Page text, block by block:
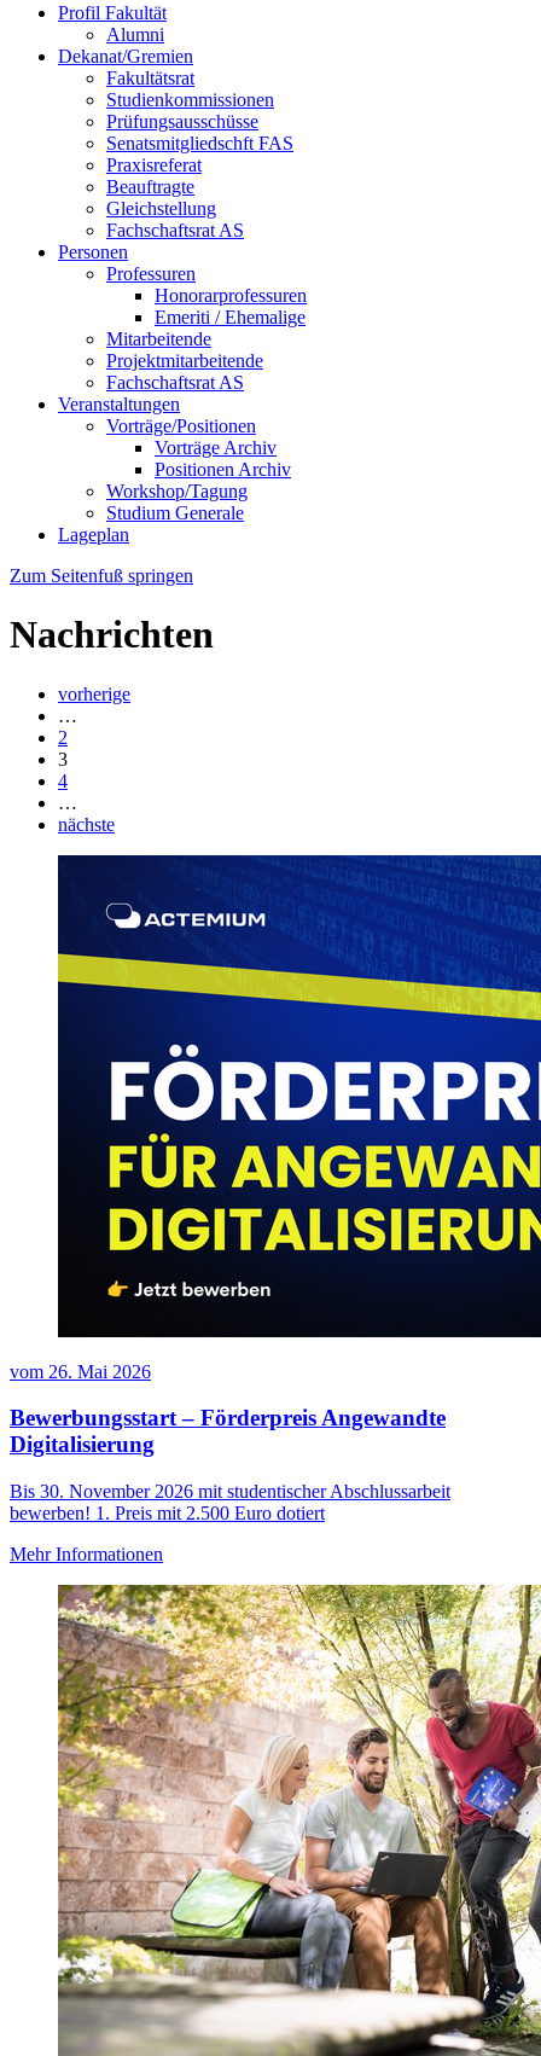
Profil Fakultät
Alumni
Dekanat/Gremien
Fakultätsrat
Studienkommissionen
Prüfungsausschüsse
Senatsmitgliedschft FAS
Praxisreferat
Beauftragte
Gleichstellung
Fachschaftsrat AS
Personen
Professuren
Honorarprofessuren
Emeriti / Ehemalige
Mitarbeitende
Projektmitarbeitende
Fachschaftsrat AS
Veranstaltungen
Vorträge/Positionen
Vorträge Archiv
Positionen Archiv
Workshop/Tagung
Studium Generale
Lageplan
Zum Seitenfuß springen
Nachrichten
vorherige
…
2
3
4
…
nächste
vom 26. Mai 2026
Bewerbungsstart – Förderpreis Angewandte
Digitalisierung
Bis 30. November 2026 mit studentischer Abschlussarbeit
bewerben! 1. Preis mit 2.500 Euro dotiert
Mehr Informationen